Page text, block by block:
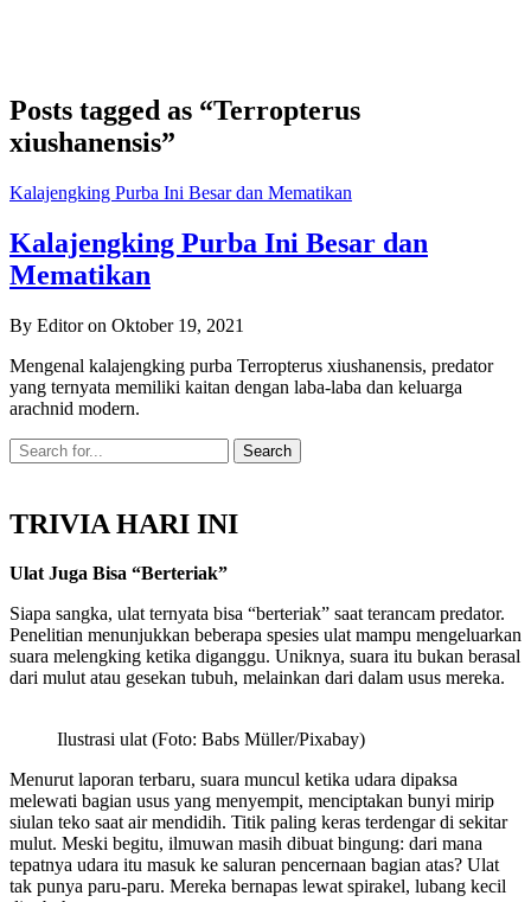
Posts tagged as “Terropterus
xiushanensis”
Kalajengking Purba Ini Besar dan Mematikan
Kalajengking Purba Ini Besar dan
Mematikan
By Editor on Oktober 19, 2021
Mengenal kalajengking purba Terropterus xiushanensis, predator
yang ternyata memiliki kaitan dengan laba-laba dan keluarga
arachnid modern.
TRIVIA HARI INI
Ulat Juga Bisa “Berteriak”
Siapa sangka, ulat ternyata bisa “berteriak” saat terancam predator.
Penelitian menunjukkan beberapa spesies ulat mampu mengeluarkan
suara melengking ketika diganggu. Uniknya, suara itu bukan berasal
dari mulut atau gesekan tubuh, melainkan dari dalam usus mereka.
Ilustrasi ulat (Foto: Babs Müller/Pixabay)
Menurut laporan terbaru, suara muncul ketika udara dipaksa
melewati bagian usus yang menyempit, menciptakan bunyi mirip
siulan teko saat air mendidih. Titik paling keras terdengar di sekitar
mulut. Meski begitu, ilmuwan masih dibuat bingung: dari mana
tepatnya udara itu masuk ke saluran pencernaan bagian atas? Ulat
tak punya paru-paru. Mereka bernapas lewat spirakel, lubang kecil